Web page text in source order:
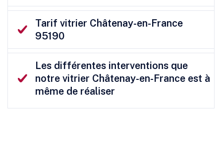
Tarif vitrier Châtenay-en-France
95190
Les différentes interventions que
notre vitrier Châtenay-en-France est à
même de réaliser